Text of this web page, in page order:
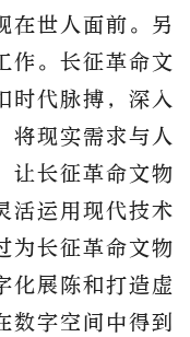
在世人面前。另
作。长征革命文
时代脉搏，深入
将现实需求与人
让长征革命文物
活运用现代技术
为长征革命文物
化展陈和打造虚
数字空间中得到